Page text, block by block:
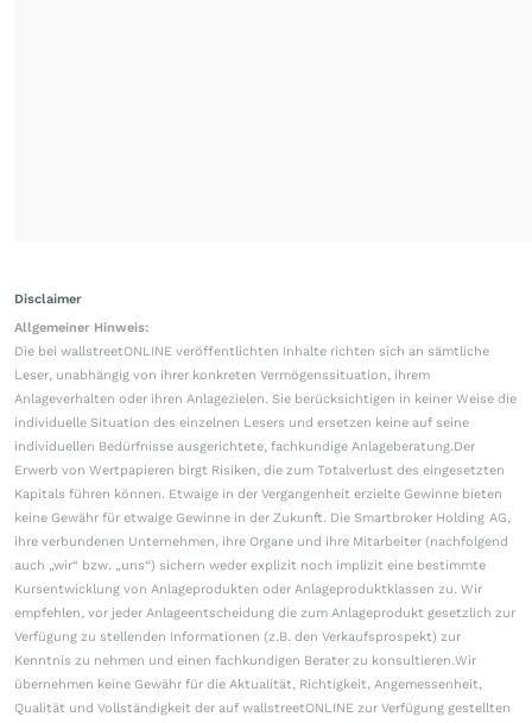
Disclaimer
Allgemeiner Hinweis:
Die bei wallstreetONLINE veröffentlichten Inhalte richten sich an sämtliche
Leser, unabhängig von ihrer konkreten Vermögenssituation, ihrem
Anlageverhalten oder ihren Anlagezielen. Sie berücksichtigen in keiner Weise die
individuelle Situation des einzelnen Lesers und ersetzen keine auf seine
individuellen Bedürfnisse ausgerichtete, fachkundige Anlageberatung.Der
Erwerb von Wertpapieren birgt Risiken, die zum Totalverlust des eingesetzten
Kapitals führen können. Etwaige in der Vergangenheit erzielte Gewinne bieten
keine Gewähr für etwaige Gewinne in der Zukunft. Die Smartbroker Holding AG,
ihre verbundenen Unternehmen, ihre Organe und ihre Mitarbeiter (nachfolgend
auch „wir“ bzw. „uns“) sichern weder explizit noch implizit eine bestimmte
Kursentwicklung von Anlageprodukten oder Anlageproduktklassen zu. Wir
empfehlen, vor jeder Anlageentscheidung die zum Anlageprodukt gesetzlich zur
Verfügung zu stellenden Informationen (z.B. den Verkaufsprospekt) zur
Kenntnis zu nehmen und einen fachkundigen Berater zu konsultieren.Wir
übernehmen keine Gewähr für die Aktualität, Richtigkeit, Angemessenheit,
Qualität und Vollständigkeit der auf wallstreetONLINE zur Verfügung gestellten